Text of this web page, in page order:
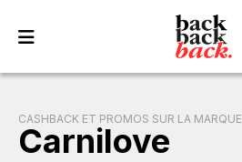
CASHBACK ET PROMOS SUR LA MARQUE
Carnilove